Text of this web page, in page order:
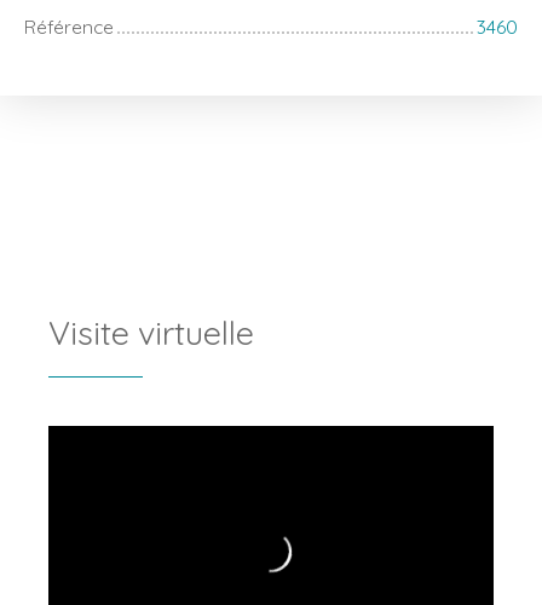
Référence 3460
Visite virtuelle